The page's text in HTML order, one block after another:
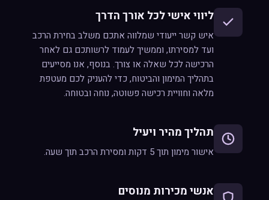
ליווי אישי לכל אורך הדרך
איש קשר ייעודי שמלווה אתכם משלב בחירת הרכב
ועד למסירתו, וממשיך לעמוד לרשותכם גם לאחר
הרכישה לכל שאלה או צורך. בנוסף, אנו מסייעים
בתהליך המימון והביטוח, כדי להעניק לכם מעטפת
מלאה וחוויית רכישה פשוטה, נוחה ובטוחה.
תהליך מהיר ויעיל
אישור מימון תוך 5 דקות ומסירת הרכב תוך שעה.
אנשי מכירות מנוסים